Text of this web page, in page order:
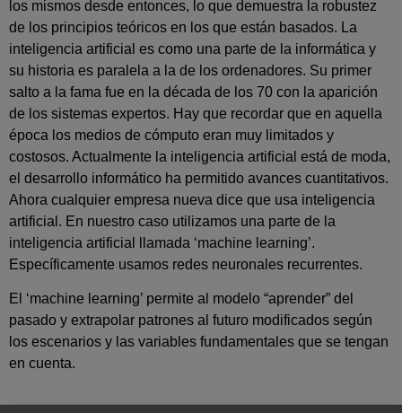
los mismos desde entonces, lo que demuestra la robustez
de los principios teóricos en los que están basados. La
inteligencia artificial es como una parte de la informática y
su historia es paralela a la de los ordenadores. Su primer
salto a la fama fue en la década de los 70 con la aparición
de los sistemas expertos. Hay que recordar que en aquella
época los medios de cómputo eran muy limitados y
costosos. Actualmente la inteligencia artificial está de moda,
el desarrollo informático ha permitido avances cuantitativos.
Ahora cualquier empresa nueva dice que usa inteligencia
artificial. En nuestro caso utilizamos una parte de la
inteligencia artificial llamada ‘machine learning’.
Específicamente usamos redes neuronales recurrentes.
El ‘machine learning’ permite al modelo “aprender” del
pasado y extrapolar patrones al futuro modificados según
los escenarios y las variables fundamentales que se tengan
en cuenta.